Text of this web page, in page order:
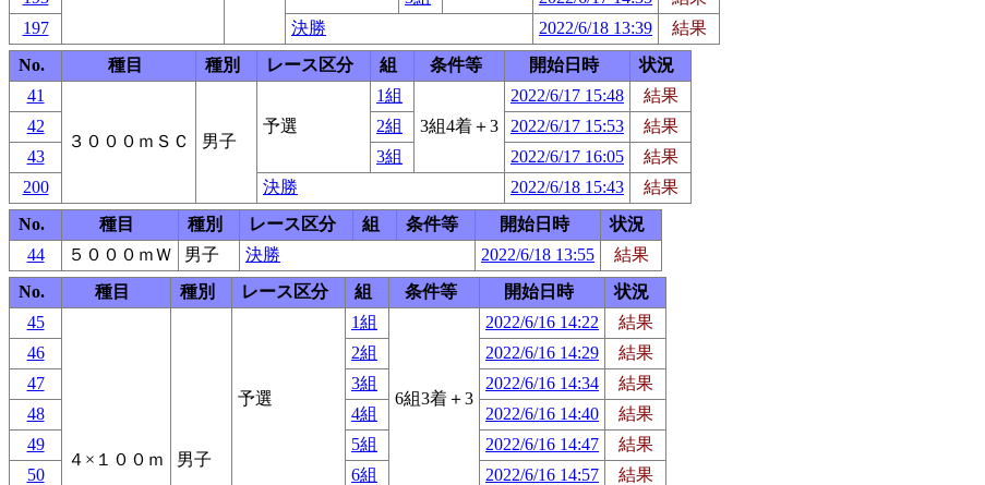
197
決勝 2022/6/18 13:39
結果
No.
種目 種別 レース区分 組 条件等 開始日時
状況
41
３０００ｍＳＣ 男子
予選
1組
3組4着＋3
2022/6/17 15:48
結果
42
2組 2022/6/17 15:53
結果
43
3組 2022/6/17 16:05
結果
200
決勝 2022/6/18 15:43
結果
No.
種目 種別 レース区分 組 条件等 開始日時
状況
44
５０００ｍＷ 男子 決勝 2022/6/18 13:55
結果
No.
種目 種別 レース区分 組 条件等 開始日時
状況
45
４×１００ｍ 男子
予選
1組
6組3着＋3
2022/6/16 14:22
結果
46
2組 2022/6/16 14:29
結果
47
3組 2022/6/16 14:34
結果
48
4組 2022/6/16 14:40
結果
49
5組 2022/6/16 14:47
結果
50
6組 2022/6/16 14:57
結果